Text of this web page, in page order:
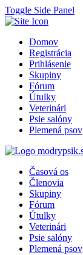
Toggle Side Panel
Domov
Registrácia
Prihlásenie
Skupiny
Fórum
Útulky
Veterinári
Psie salóny
Plemená psov
Časová os
Členovia
Skupiny
Fórum
Útulky
Veterinári
Psie salóny
Plemená psov